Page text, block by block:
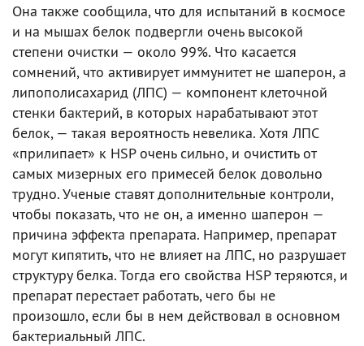
Она также сообщила, что для испытаний в космосе
и на мышах белок подвергли очень высокой
степени очистки — около 99%. Что касается
сомнений, что активирует иммунитет не шаперон, а
липополисахарид (ЛПС) — компонент клеточной
стенки бактерий, в которых нарабатывают этот
белок, — такая вероятность невелика. Хотя ЛПС
«прилипает» к HSP очень сильно, и очистить от
самых мизерных его примесей белок довольно
трудно. Ученые ставят дополнительные контроли,
чтобы показать, что не он, а именно шаперон —
причина эффекта препарата. Например, препарат
могут кипятить, что не влияет на ЛПС, но разрушает
структуру белка. Тогда его свойства HSP теряются, и
препарат перестает работать, чего бы не
произошло, если бы в нем действовал в основном
бактериальный ЛПС.